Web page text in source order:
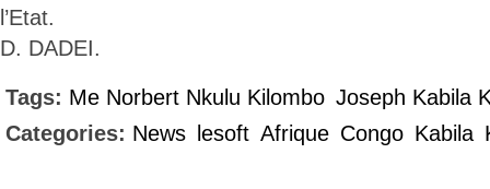
l’Etat.
D. DADEI.
Tags: Me Norbert Nkulu Kilombo Joseph Kabila
Categories: News lesoft Afrique Congo Kabila